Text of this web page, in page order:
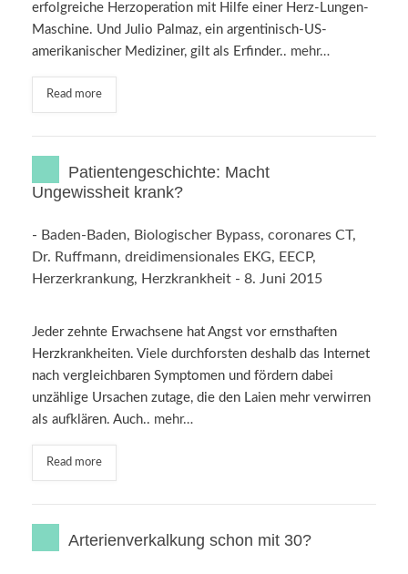
erfolgreiche Herzoperation mit Hilfe einer Herz-Lungen-
Maschine. Und Julio Palmaz, ein argentinisch-US-
amerikanischer Mediziner, gilt als Erfinder.. mehr…
Read more
Patientengeschichte: Macht
Ungewissheit krank?
- Baden-Baden, Biologischer Bypass, coronares CT,
Dr. Ruffmann, dreidimensionales EKG, EECP,
Herzerkrankung, Herzkrankheit - 8. Juni 2015
Jeder zehnte Erwachsene hat Angst vor ernsthaften
Herzkrankheiten. Viele durchforsten deshalb das Internet
nach vergleichbaren Symptomen und fördern dabei
unzählige Ursachen zutage, die den Laien mehr verwirren
als aufklären. Auch.. mehr…
Read more
Arterienverkalkung schon mit 30?